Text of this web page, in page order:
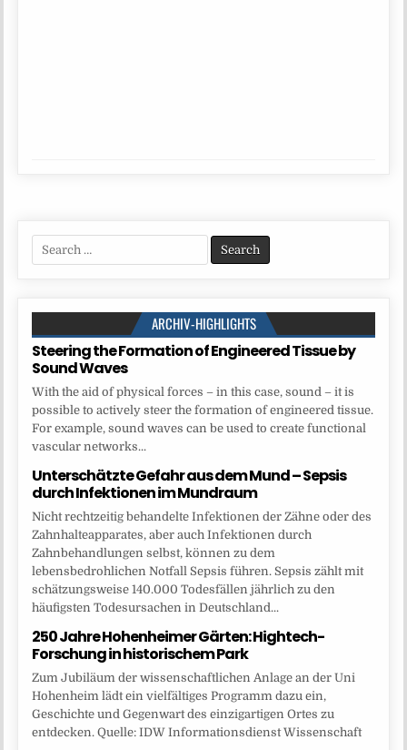
Search
for:
ARCHIV-HIGHLIGHTS
Steering the Formation of Engineered Tissue by
Sound Waves
With the aid of physical forces – in this case, sound – it is
possible to actively steer the formation of engineered tissue.
For example, sound waves can be used to create functional
vascular networks...
Unterschätzte Gefahr aus dem Mund – Sepsis
durch Infektionen im Mundraum
Nicht rechtzeitig behandelte Infektionen der Zähne oder des
Zahnhalteapparates, aber auch Infektionen durch
Zahnbehandlungen selbst, können zu dem
lebensbedrohlichen Notfall Sepsis führen. Sepsis zählt mit
schätzungsweise 140.000 Todesfällen jährlich zu den
häufigsten Todesursachen in Deutschland...
250 Jahre Hohenheimer Gärten: Hightech-
Forschung in historischem Park
Zum Jubiläum der wissenschaftlichen Anlage an der Uni
Hohenheim lädt ein vielfältiges Programm dazu ein,
Geschichte und Gegenwart des einzigartigen Ortes zu
entdecken. Quelle: IDW Informationsdienst Wissenschaft